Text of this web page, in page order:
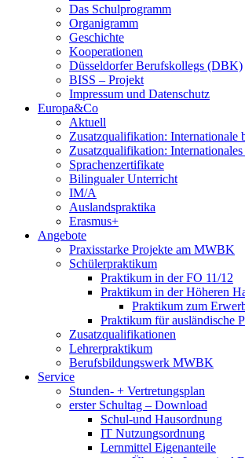
Das Schulprogramm
Organigramm
Geschichte
Kooperationen
Düsseldorfer Berufskollegs (DBK)
BISS – Projekt
Impressum und Datenschutz
Europa&Co
Aktuell
Zusatzqualifikation: Internationale
Zusatzqualifikation:
Sprachenzertifikate
Bilingualer Unterricht
IM/A
Auslandspraktika
Erasmus+
Angebote
Praxisstarke Projekte am MWBK
Schülerpraktikum
Praktikum in der FO 11/12
Praktikum in der Höheren
Praktikum zum
Praktikum für ausländische
Zusatzqualifikationen
Lehrerpraktikum
Berufsbildungswerk MWBK
Service
Stunden- + Vertretungsplan
erster Schultag – Download
Schul-und Hausordnung
IT Nutzungsordnung
Lernmittel Eigenanteile